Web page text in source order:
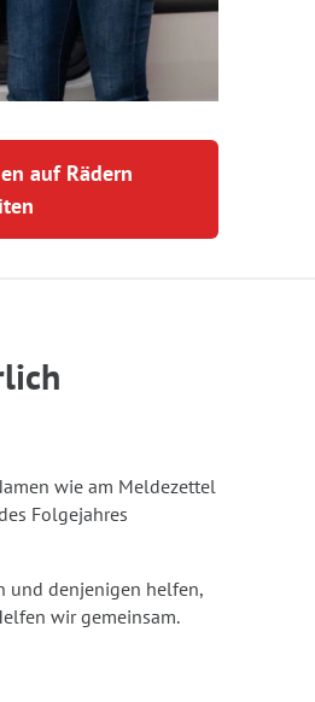
auf Rädern
wie am Meldezettel
Folgejahres
und denjenigen helfen,
wir gemeinsam.